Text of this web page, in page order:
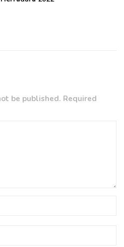
be published. Required